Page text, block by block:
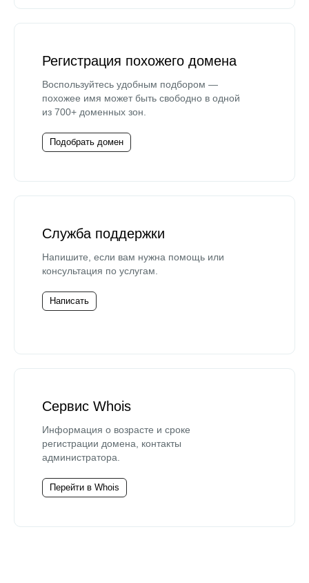
Регистрация похожего домена
Воспользуйтесь удобным подбором —
похожее имя может быть свободно в одной
из 700+ доменных зон.
Подобрать домен
Служба поддержки
Напишите, если вам нужна помощь или
консультация по услугам.
Написать
Сервис Whois
Информация о возрасте и сроке
регистрации домена, контакты
администратора.
Перейти в Whois